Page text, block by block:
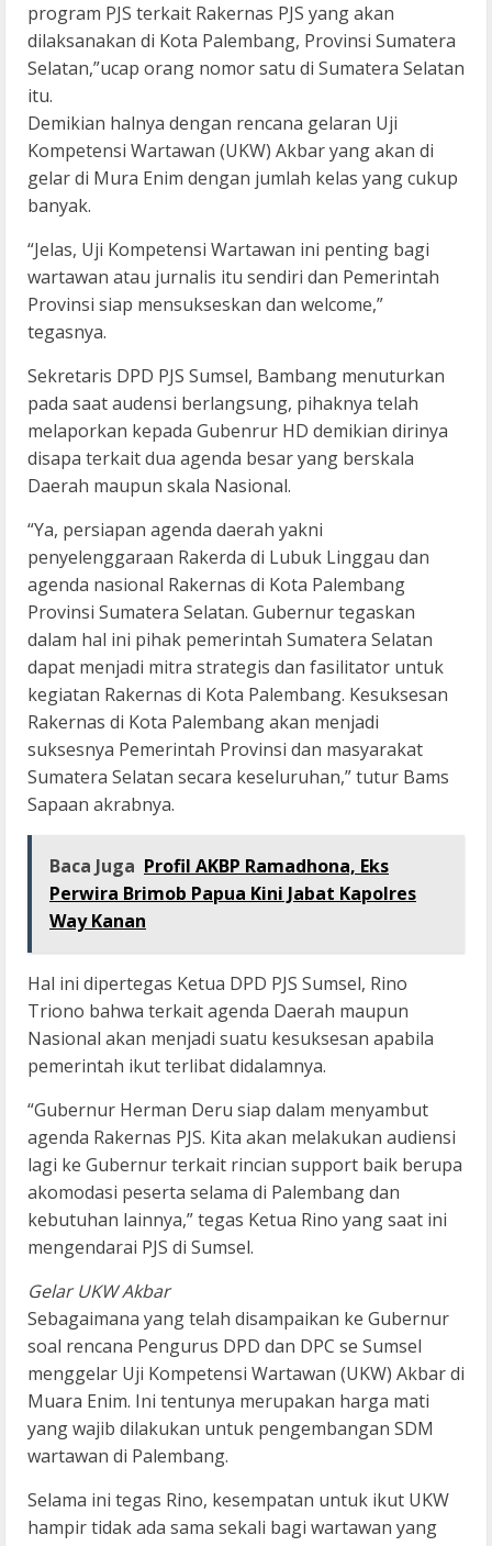
program PJS terkait Rakernas PJS yang akan
dilaksanakan di Kota Palembang, Provinsi Sumatera
Selatan,”ucap orang nomor satu di Sumatera Selatan
itu.
Demikian halnya dengan rencana gelaran Uji
Kompetensi Wartawan (UKW) Akbar yang akan di
gelar di Mura Enim dengan jumlah kelas yang cukup
banyak.
“Jelas, Uji Kompetensi Wartawan ini penting bagi
wartawan atau jurnalis itu sendiri dan Pemerintah
Provinsi siap mensukseskan dan welcome,”
tegasnya.
Sekretaris DPD PJS Sumsel, Bambang menuturkan
pada saat audensi berlangsung, pihaknya telah
melaporkan kepada Gubenrur HD demikian dirinya
disapa terkait dua agenda besar yang berskala
Daerah maupun skala Nasional.
“Ya, persiapan agenda daerah yakni
penyelenggaraan Rakerda di Lubuk Linggau dan
agenda nasional Rakernas di Kota Palembang
Provinsi Sumatera Selatan. Gubernur tegaskan
dalam hal ini pihak pemerintah Sumatera Selatan
dapat menjadi mitra strategis dan fasilitator untuk
kegiatan Rakernas di Kota Palembang. Kesuksesan
Rakernas di Kota Palembang akan menjadi
suksesnya Pemerintah Provinsi dan masyarakat
Sumatera Selatan secara keseluruhan,” tutur Bams
Sapaan akrabnya.
Baca Juga Profil AKBP Ramadhona, Eks
Perwira Brimob Papua Kini Jabat Kapolres
Way Kanan
Hal ini dipertegas Ketua DPD PJS Sumsel, Rino
Triono bahwa terkait agenda Daerah maupun
Nasional akan menjadi suatu kesuksesan apabila
pemerintah ikut terlibat didalamnya.
“Gubernur Herman Deru siap dalam menyambut
agenda Rakernas PJS. Kita akan melakukan audiensi
lagi ke Gubernur terkait rincian support baik berupa
akomodasi peserta selama di Palembang dan
kebutuhan lainnya,” tegas Ketua Rino yang saat ini
mengendarai PJS di Sumsel.
Gelar UKW Akbar
Sebagaimana yang telah disampaikan ke Gubernur
soal rencana Pengurus DPD dan DPC se Sumsel
menggelar Uji Kompetensi Wartawan (UKW) Akbar di
Muara Enim. Ini tentunya merupakan harga mati
yang wajib dilakukan untuk pengembangan SDM
wartawan di Palembang.
Selama ini tegas Rino, kesempatan untuk ikut UKW
hampir tidak ada sama sekali bagi wartawan yang